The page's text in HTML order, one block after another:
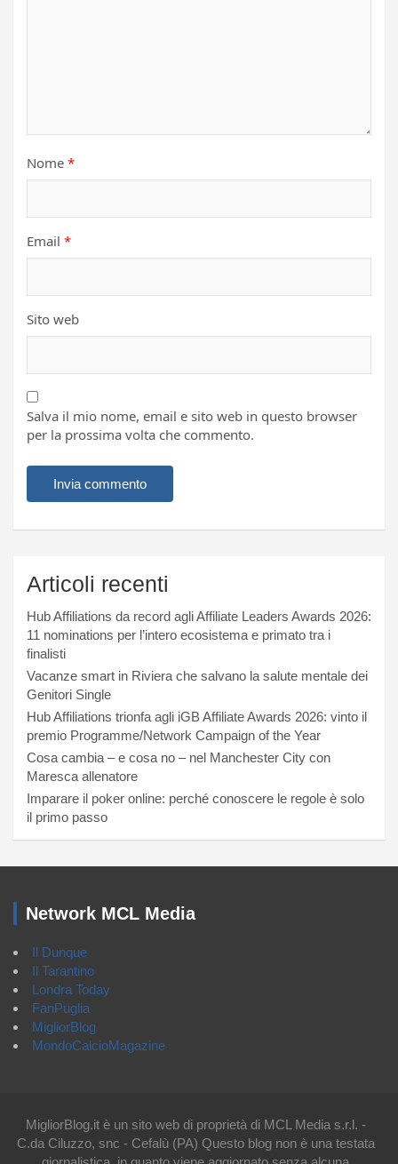
Nome *
Email *
Sito web
Salva il mio nome, email e sito web in questo browser
per la prossima volta che commento.
Articoli recenti
Hub Affiliations da record agli Affiliate Leaders Awards 2026:
11 nominations per l’intero ecosistema e primato tra i
finalisti
Vacanze smart in Riviera che salvano la salute mentale dei
Genitori Single
Hub Affiliations trionfa agli iGB Affiliate Awards 2026: vinto il
premio Programme/Network Campaign of the Year
Cosa cambia – e cosa no – nel Manchester City con
Maresca allenatore
Imparare il poker online: perché conoscere le regole è solo
il primo passo
Network MCL Media
Il Dunque
Il Tarantino
Londra Today
FanPuglia
MigliorBlog
MondoCalcioMagazine
MigliorBlog.it è un sito web di proprietà di MCL Media s.r.l. -
C.da Ciluzzo, snc - Cefalù (PA) Questo blog non è una testata